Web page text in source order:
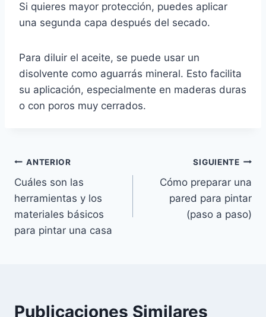
Si quieres mayor protección, puedes aplicar
una segunda capa después del secado.
Para diluir el aceite, se puede usar un
disolvente como aguarrás mineral. Esto facilita
su aplicación, especialmente en maderas duras
o con poros muy cerrados.
Navegación
de
entradas
ANTERIOR
Cuáles son las
herramientas y los
materiales básicos
para pintar una casa
SIGUIENTE
Cómo preparar una
pared para pintar
(paso a paso)
Publicaciones Similares